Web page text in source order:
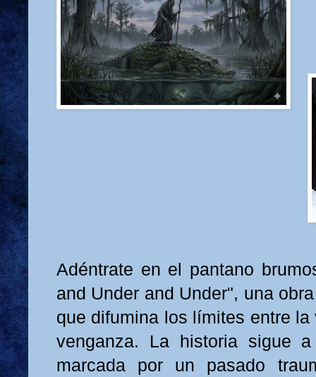
Adéntrate en el pantano
and Under and Under", una
que difumina los límites entre
venganza. La historia sigue
marcada por un pasado